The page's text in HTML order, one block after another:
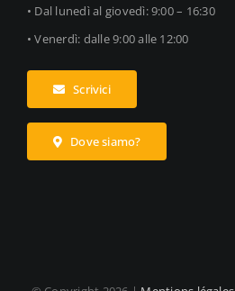
• Dal lunedì al giovedì: 9:00 – 16:30
• Venerdì: dalle 9:00 alle 12:00
Scrivici
Dove siamo?